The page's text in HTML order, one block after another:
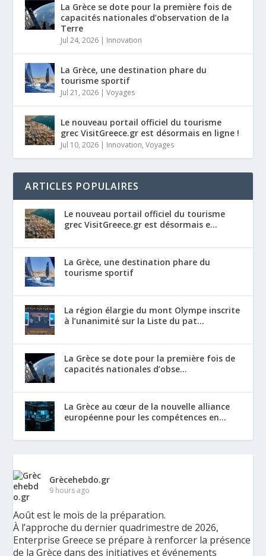
La Grèce se dote pour la première fois de
capacités nationales d’observation de la
Terre
Jul 24, 2026 | Innovation
La Grèce, une destination phare du
tourisme sportif
Jul 21, 2026 |Voyages
Le nouveau portail officiel du tourisme
grec VisitGreece.gr est désormais en ligne !
Jul 10, 2026 | Innovation,Voyages
ARTICLES POPULAIRES
Le nouveau portail officiel du tourisme
grec VisitGreece.gr est désormais e...
La Grèce, une destination phare du
tourisme sportif
La région élargie du mont Olympe inscrite
à l’unanimité sur la Liste du pat...
La Grèce se dote pour la première fois de
capacités nationales d’obse...
La Grèce au cœur de la nouvelle alliance
européenne pour les compétences en...
Grècehebdo.gr
9 hours ago
Août est le mois de la préparation.
À l’approche du dernier quadrimestre de 2026,
Enterprise Greece se prépare à renforcer la présence
de la Grèce dans des initiatives et événements